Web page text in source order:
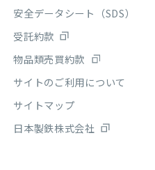
安全データシート（SDS）
受託約款
物品類売買約款
サイトのご利用について
サイトマップ
日本製鉄株式会社